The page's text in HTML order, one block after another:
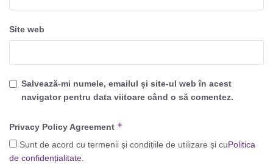
Site web
Salvează-mi numele, emailul și site-ul web în acest
navigator pentru data viitoare când o să comentez.
Privacy Policy Agreement *
Sunt de acord cu termenii și condițiile de utilizare și cuPolitica
de confidențialitate.